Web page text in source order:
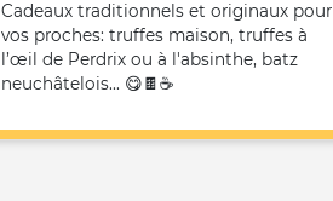
Cadeaux traditionnels et originaux pour
vos proches: truffes maison, truffes à
l’œil de Perdrix ou à l'absinthe, batz
neuchâtelois... 😋🍫☕️